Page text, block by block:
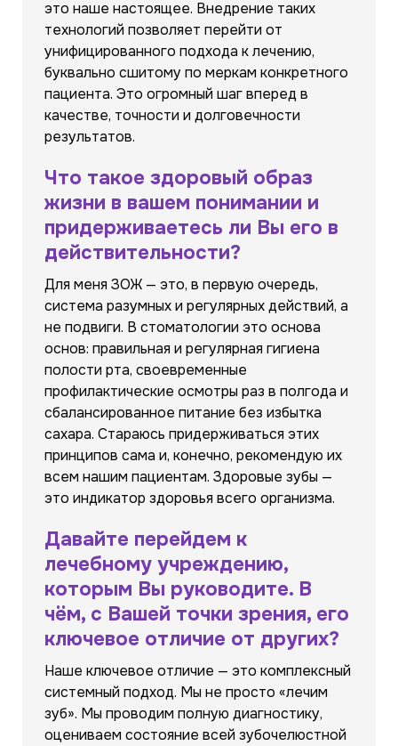
это наше настоящее. Внедрение таких
технологий позволяет перейти от
унифицированного подхода к лечению,
буквально сшитому по меркам конкретного
пациента. Это огромный шаг вперед в
качестве, точности и долговечности
результатов.
Что такое здоровый образ
жизни в вашем понимании и
придерживаетесь ли Вы его в
действительности?
Для меня ЗОЖ — это, в первую очередь,
система разумных и регулярных действий, а
не подвиги. В стоматологии это основа
основ: правильная и регулярная гигиена
полости рта, своевременные
профилактические осмотры раз в полгода и
сбалансированное питание без избытка
сахара. Стараюсь придерживаться этих
принципов сама и, конечно, рекомендую их
всем нашим пациентам. Здоровые зубы —
это индикатор здоровья всего организма.
Давайте перейдем к
лечебному учреждению,
которым Вы руководите. В
чём, с Вашей точки зрения, его
ключевое отличие от других?
Наше ключевое отличие — это комплексный
системный подход. Мы не просто «лечим
зуб». Мы проводим полную диагностику,
оцениваем состояние всей зубочелюстной